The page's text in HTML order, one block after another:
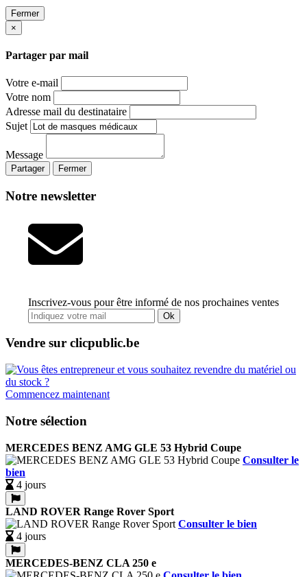
Fermer
×
Partager par mail
Votre e-mail
Votre nom
Adresse mail du destinataire
Sujet
Message
Partager Fermer
Notre newsletter
Inscrivez-vous pour être informé de nos prochaines ventes
Ok
Vendre sur clicpublic.be
Commencez maintenant
Notre sélection
MERCEDES BENZ AMG GLE 53 Hybrid Coupe
Consulter le
bien
4 jours
LAND ROVER Range Rover Sport
Consulter le bien
4 jours
MERCEDES-BENZ CLA 250 e